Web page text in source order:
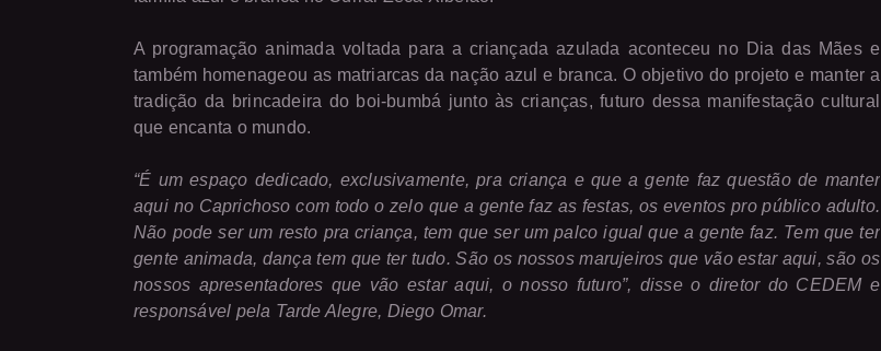
A programação animada voltada para a criançada azulada aconteceu no Dia das Mães e
também homenageou as matriarcas da nação azul e branca. O objetivo do projeto e manter a
tradição da brincadeira do boi-bumbá junto às crianças, futuro dessa manifestação cultural
que encanta o mundo.
“É um espaço dedicado, exclusivamente, pra criança e que a gente faz questão de manter
aqui no Caprichoso com todo o zelo que a gente faz as festas, os eventos pro público adulto.
Não pode ser um resto pra criança, tem que ser um palco igual que a gente faz. Tem que ter
gente animada, dança tem que ter tudo. São os nossos marujeiros que vão estar aqui, são os
nossos apresentadores que vão estar aqui, o nosso futuro”, disse o diretor do CEDEM e
responsável pela Tarde Alegre, Diego Omar.